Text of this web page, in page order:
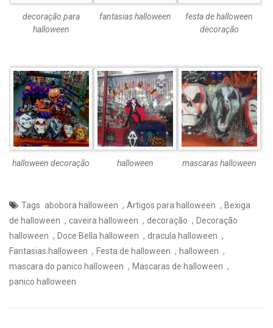
decoração para
halloween
fantasias halloween
festa de halloween
decoração
halloween decoração halloween mascaras halloween
Tags abobora halloween , Artigos para halloween , Bexiga
de halloween , caveira halloween , decoração , Decoração
halloween , Doce Bella halloween , dracula halloween ,
Fantasias halloween , Festa de halloween , halloween ,
mascara do panico halloween , Mascaras de halloween ,
panico halloween